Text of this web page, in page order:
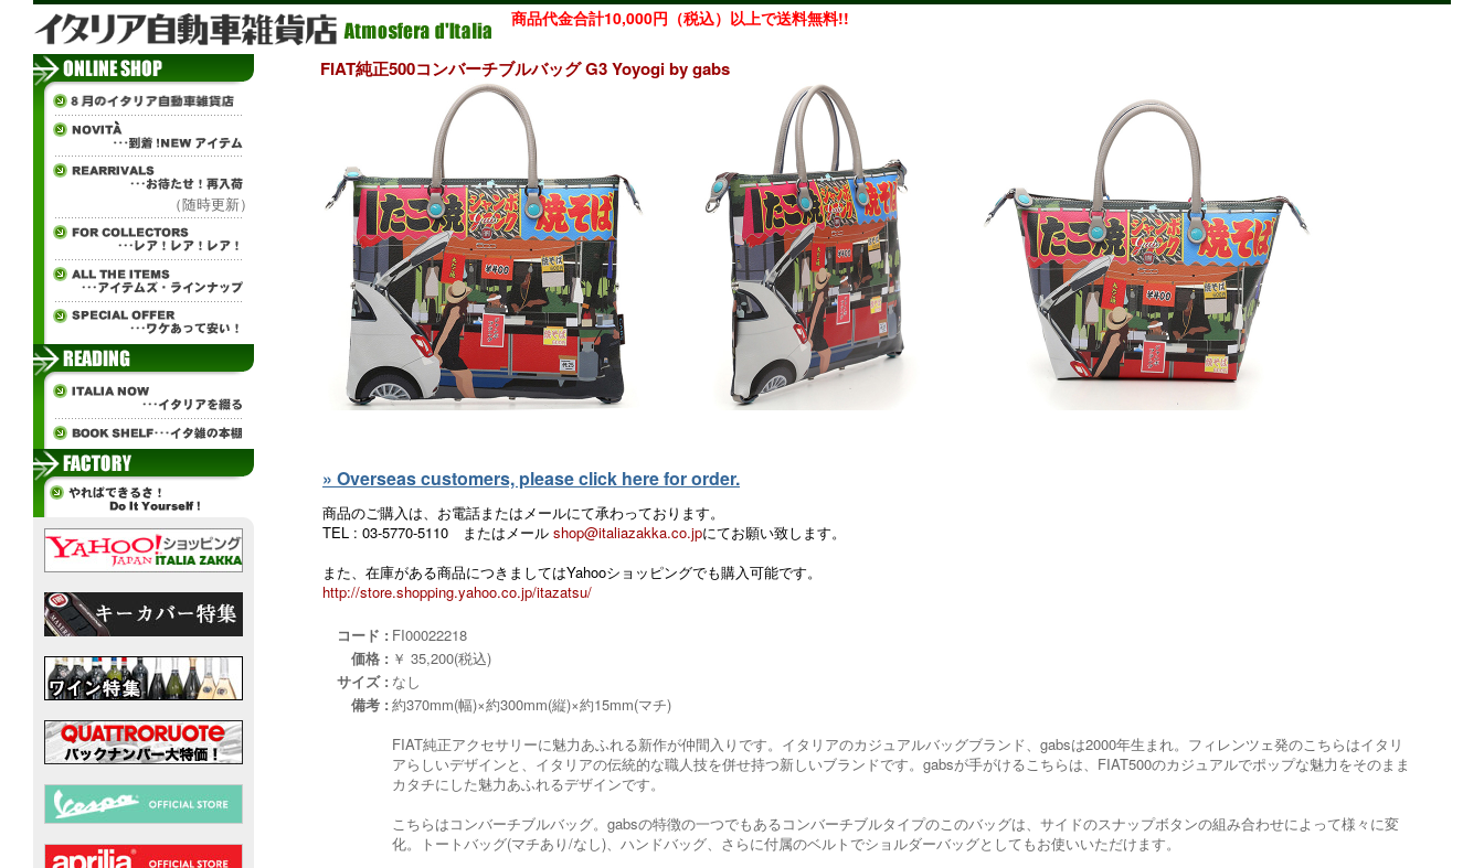
商品代金合計10,000円（税込）以上で送料無料!!
（随時更新）
FIAT純正500コンバーチブルバッグ G3 Yoyogi by gabs
» Overseas customers, please click here for order.
商品のご購入は、お電話またはメールにて承わっております。
TEL : 03-5770-5110 またはメール shop@italiazakka.co.jpにてお願い致します。
また、在庫がある商品につきましてはYahooショッピングでも購入可能です。
http://store.shopping.yahoo.co.jp/itazatsu/
コード : FI00022218
価格 : ￥ 35,200(税込)
サイズ : なし
備考 : 約370mm(幅)×約300mm(縦)×約15mm(マチ)
FIAT純正アクセサリーに魅力あふれる新作が仲間入りです。イタリアのカジュアルバッグブランド、gabsは2000年生まれ。フィレンツェ発のこちらはイタリ
アらしいデザインと、イタリアの伝統的な職人技を併せ持つ新しいブランドです。gabsが手がけるこちらは、FIAT500のカジュアルでポップな魅力をそのまま
カタチにした魅力あふれるデザインです。
こちらはコンバーチブルバッグ。gabsの特徴の一つでもあるコンバーチブルタイプのこのバッグは、サイドのスナップボタンの組み合わせによって様々に変
化。トートバッグ(マチあり/なし)、ハンドバッグ、さらに付属のベルトでショルダーバッグとしてもお使いいただけます。